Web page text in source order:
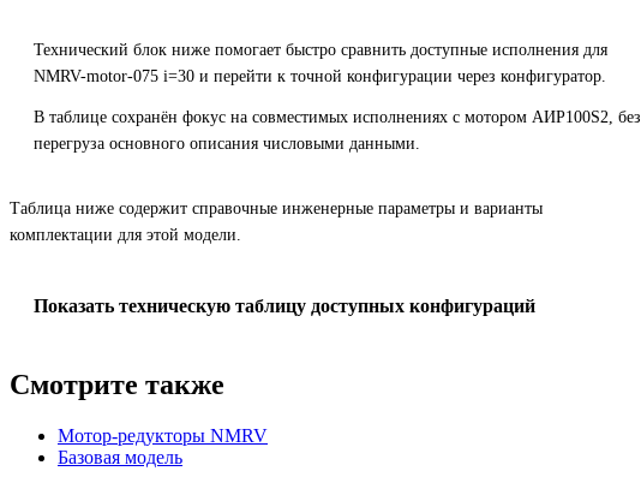
Технический блок ниже помогает быстро сравнить доступные исполнения для
NMRV-motor-075 i=30 и перейти к точной конфигурации через конфигуратор.
В таблице сохранён фокус на совместимых исполнениях с мотором АИР100S2, без
перегруза основного описания числовыми данными.
Таблица ниже содержит справочные инженерные параметры и варианты
комплектации для этой модели.
Показать техническую таблицу доступных конфигураций
Смотрите также
Мотор-редукторы NMRV
Базовая модель